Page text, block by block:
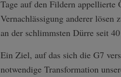
Tage auf den Fildern
Vernachlässigung anderer
an der schlimmsten Dürre seit
Ein Ziel, auf das sich die G7
notwendige Transformation